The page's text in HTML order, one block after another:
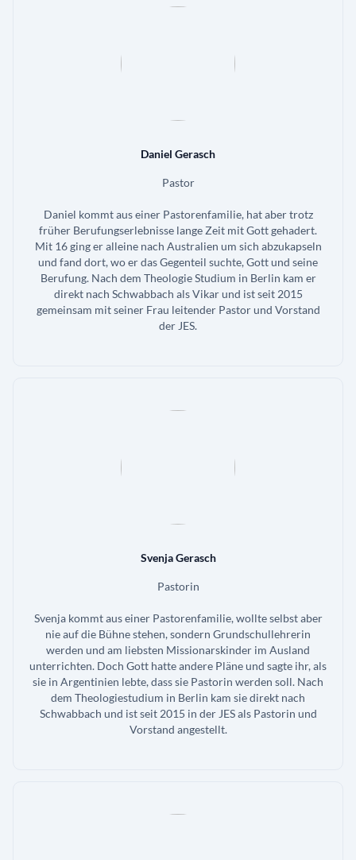
Daniel Gerasch
Pastor
Daniel kommt aus einer Pastorenfamilie, hat aber trotz
früher Berufungserlebnisse lange Zeit mit Gott gehadert.
Mit 16 ging er alleine nach Australien um sich abzukapseln
und fand dort, wo er das Gegenteil suchte, Gott und seine
Berufung. Nach dem Theologie Studium in Berlin kam er
direkt nach Schwabbach als Vikar und ist seit 2015
gemeinsam mit seiner Frau leitender Pastor und Vorstand
der JES.
Svenja Gerasch
Pastorin
Svenja kommt aus einer Pastorenfamilie, wollte selbst aber
nie auf die Bühne stehen, sondern Grundschullehrerin
werden und am liebsten Missionarskinder im Ausland
unterrichten. Doch Gott hatte andere Pläne und sagte ihr, als
sie in Argentinien lebte, dass sie Pastorin werden soll. Nach
dem Theologiestudium in Berlin kam sie direkt nach
Schwabbach und ist seit 2015 in der JES als Pastorin und
Vorstand angestellt.